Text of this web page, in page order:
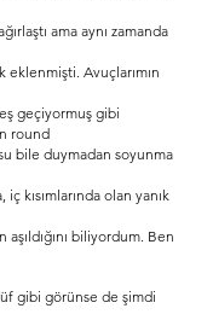
ama aynı zamanda
eklenmişti. Avuçlarımın
geçiyormuş gibi
round
bile duymadan soyunma
iç kısımlarında olan yanık
aşıldığını biliyordum. Ben
gibi görünse de şimdi